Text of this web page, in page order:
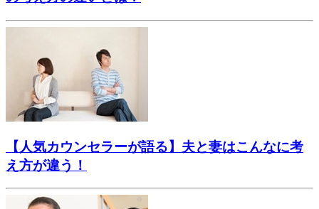
【人気カウンセラーが語る】夫と妻はこんなに考
え方が違う！